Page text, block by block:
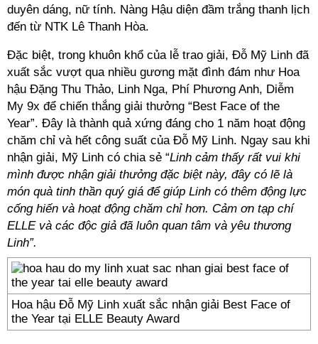
duyên dáng, nữ tính. Nàng Hậu diện đầm trắng thanh lịch
đến từ NTK Lê Thanh Hòa.
Đặc biệt, trong khuôn khổ của lễ trao giải, Đỗ Mỹ Linh đã
xuất sắc vượt qua nhiều gương mặt đình đám như Hoa
hậu Đặng Thu Thảo, Linh Nga, Phí Phương Anh, Diễm
My 9x để chiến thắng giải thưởng “Best Face of the
Year”. Đây là thành quả xứng đáng cho 1 năm hoạt động
chăm chỉ và hết công suất của Đỗ Mỹ Linh. Ngay sau khi
nhận giải, Mỹ Linh có chia sẻ “Linh cảm thấy rất vui khi
mình được nhận giải thưởng đặc biệt này, đây có lẽ là
món quà tinh thần quý giá để giúp Linh có thêm động lực
cống hiến và hoạt động chăm chỉ hơn. Cảm ơn tạp chí
ELLE và các độc giả đã luôn quan tâm và yêu thương
Linh”.
Hoa hậu Đỗ Mỹ Linh xuất sắc nhận giải Best Face of
the Year tại ELLE Beauty Award